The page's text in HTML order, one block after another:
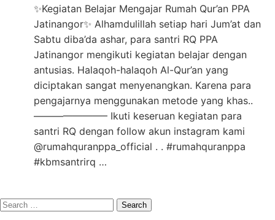
✨Kegiatan Belajar Mengajar Rumah Qur’an PPA
Jatinangor✨ Alhamdulillah setiap hari Jum’at dan
Sabtu diba’da ashar, para santri RQ PPA
Jatinangor mengikuti kegiatan belajar dengan
antusias. Halaqoh-halaqoh Al-Qur’an yang
diciptakan sangat menyenangkan. Karena para
pengajarnya menggunakan metode yang khas..
———————– Ikuti keseruan kegiatan para
santri RQ dengan follow akun instagram kami
@rumahquranppa_official . . #rumahquranppa
#kbmsantrirq …
Search